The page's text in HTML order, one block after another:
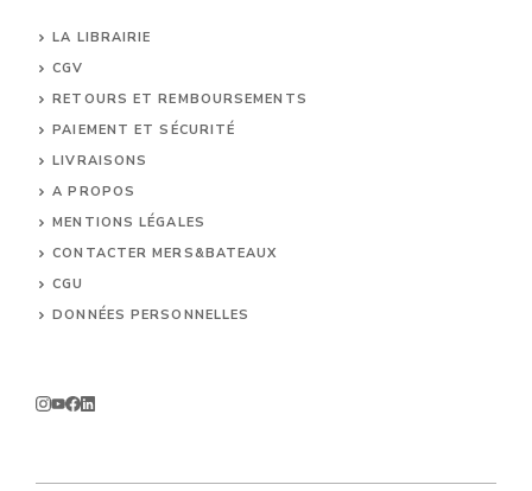
LA LIBRAIRIE
CGV
RETOURS ET REMBOURSEMENTS
PAIEMENT ET SÉCURITÉ
LIVRAISONS
A PROPOS
MENTIONS LÉGALES
CONTACTER MERS&BATEAUX
CGU
DONNÉES PERSONNELLES